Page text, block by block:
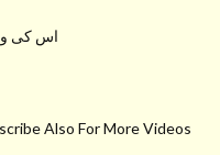
اس کی
Also For More Videos